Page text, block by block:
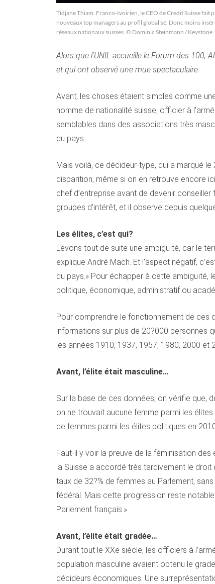
Tidjane Thiam. Franco-Ivoirien, le CEO de Credit Suisse fait
nouveaux top managers au profil globalisé. Donc moins
réseaux nationaux suisses. © Dominic Steinmann / Keystone
Alors que l’UNIL accueille le Forum des 100,
et qui ont observé une mue spectaculaire.
Avant, les choses étaient simples comme
homme de nationalité suisse, officier à
semblables dans des associations très
du pays.
Mais voilà, ce décideur-type, qui a marqué
disparition, même si on en retrouve encore
chef d’entreprise avant de devenir
groupes d’intérêt, et il observe depuis
Les élites, c’est qui?
Levons tout de suite une ambiguïté, car le
explique André Mach. Et l’aspect négatif,
du pays.» Pour échapper à cette ambiguïté,
politique, économique, administratif ou
Pour comprendre le fonctionnement de ces
informations sur plus de 20?000 personnes
les années 1910, 1937, 1957, 1980, 2000 et
Avant, l’élite était masculine…
Sur la base de ces données, on vérifie que,
on ne trouvait aucune femme parmi les
de femmes parmi les élites politiques en
Faut-il y voir la preuve de la féminisation des
la Suisse a accordé très tardivement le
taux de 32?% de femmes au Parlement,
fédéral. Mais cette progression reste
Parlement français.»
Avant, l’élite était gradée…
Durant tout le XXe siècle, les officiers à
population masculine avaient obtenu le
décideurs économiques. Une